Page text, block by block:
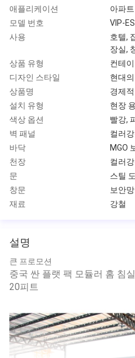
애플리케이션
아파트
모델 번호
VIP-
사용
호텔,
장실,
상품 유형
컨테
디자인 스타일
현대의
상품명
경제
설치 유형
현장
색상 옵션
빨강,
벽 패널
컬러
바닥
MGO
천장
컬러
문
스틸
창문
보안
재료
강철
설명
큰 프로모션
중국 싼 플랫 팩 모듈러 홈 침
20피트